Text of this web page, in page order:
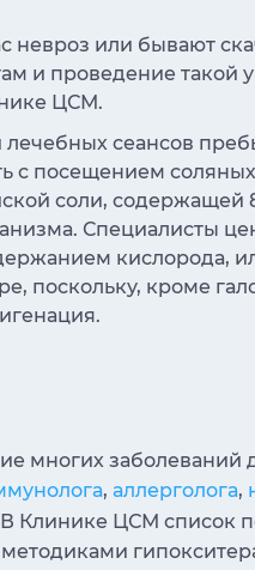
или бывают
проведение такой
ЦСМ.
лечебных сеансов
с посещением
соли, содержащей
Специалисты
кислорода,
поскольку, кроме
многих заболеваний
, аллерголога,
Клинике ЦСМ список